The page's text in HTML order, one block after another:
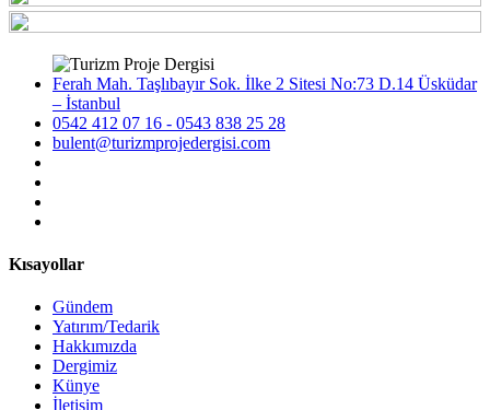
Ferah Mah. Taşlıbayır Sok. İlke 2 Sitesi No:73 D.14 Üsküdar
– İstanbul
0542 412 07 16 - 0543 838 25 28
bulent@turizmprojedergisi.com
Kısayollar
Gündem
Yatırım/Tedarik
Hakkımızda
Dergimiz
Künye
İletişim